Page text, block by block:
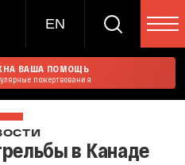
EN
ВАША ПОМОЩЬ
пожертвования
в Канаде